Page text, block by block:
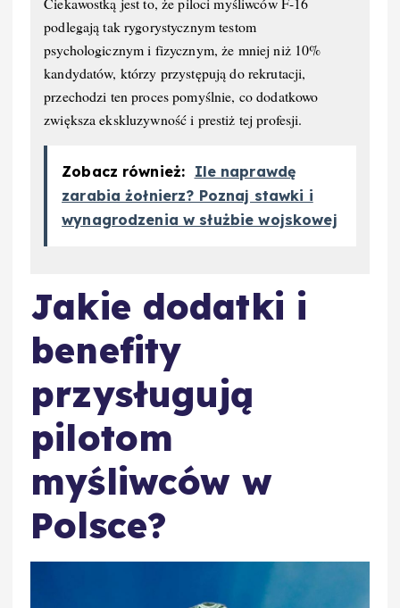
podlegają tak rygorystycznym testom
psychologicznym i fizycznym, że mniej niż 10%
kandydatów, którzy przystępują do rekrutacji,
przechodzi ten proces pomyślnie, co dodatkowo
zwiększa ekskluzywność i prestiż tej profesji.
Zobacz również: Ile naprawdę
zarabia żołnierz? Poznaj stawki i
wynagrodzenia w służbie wojskowej
Jakie dodatki i
benefity
przysługują
pilotom
myśliwców w
Polsce?